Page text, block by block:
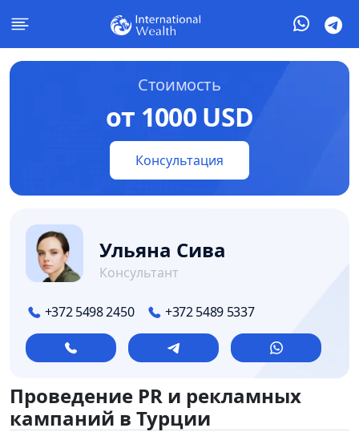
Стоимость
от 1000 USD
Консультация
Ульяна Сива
Консультант
+372 5498 2450 +372 5489 5337
Проведение PR и рекламных
кампаний в Турции